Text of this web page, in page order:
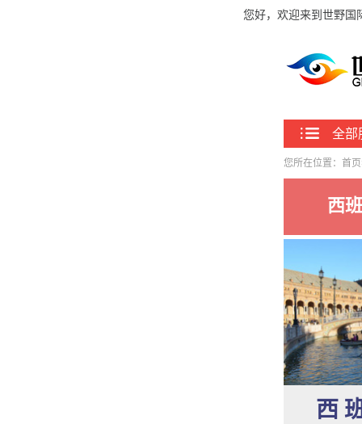
您好，欢迎来到世野国
全部
您所在位置： 首页
西
西